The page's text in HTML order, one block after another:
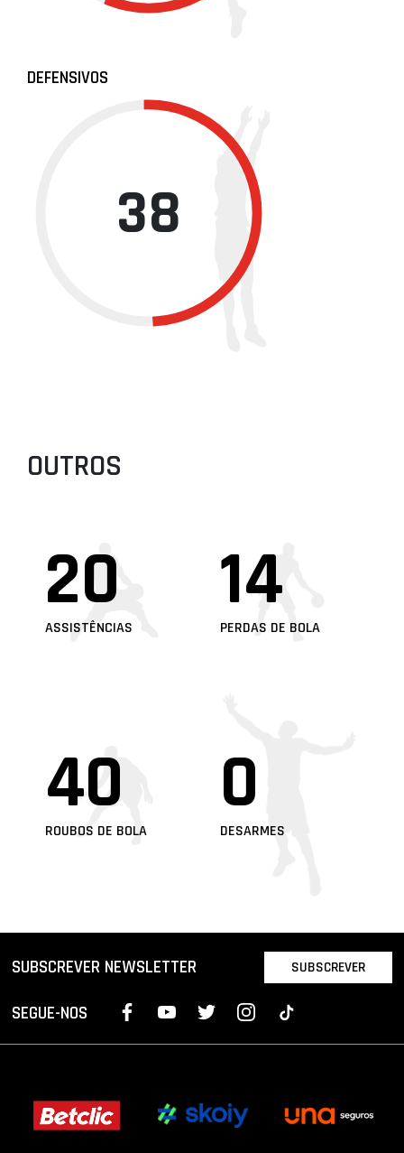
DEFENSIVOS
38
OUTROS
20
ASSISTÊNCIAS
14
PERDAS DE BOLA
40
ROUBOS DE BOLA
0
DESARMES
SUBSCREVER NEWSLETTER SUBSCREVER
SEGUE-NOS